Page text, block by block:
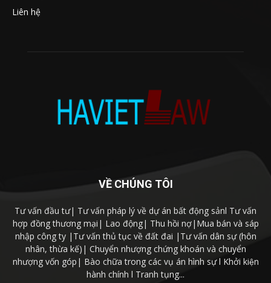
Liên hệ
VỀ CHÚNG TÔI
Tư vấn đầu tư| Tư vấn pháp lý về dự án bất động sảnl Tư vấn
hợp đồng thương mại| Lao động| Thu hồi nợ|Mua bán và sáp
nhập công ty |Tư vấn thủ tục về đất đai |Tư vấn dân sự (hôn
nhân, thừa kế)| Chuyển nhượng chứng khoán và chuyển
nhượng vốn góp| Bào chữa trong các vụ án hình sự l Khởi kiện
hành chính l Tranh tụng...